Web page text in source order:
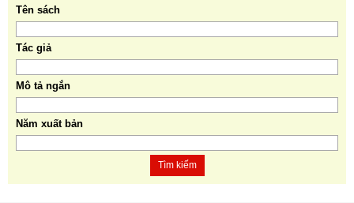
Tên sách
Tác giả
Mô tả ngắn
Năm xuất bản
Tìm kiếm